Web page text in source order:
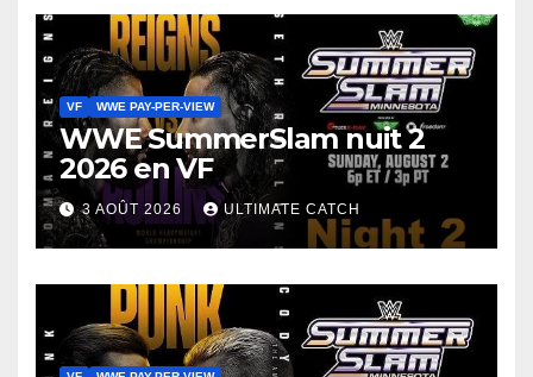
VF WWE PAY-PER-VIEW
WWE SummerSlam nuit 2
2026 en VF
3 AOÛT 2026 ULTIMATE CATCH